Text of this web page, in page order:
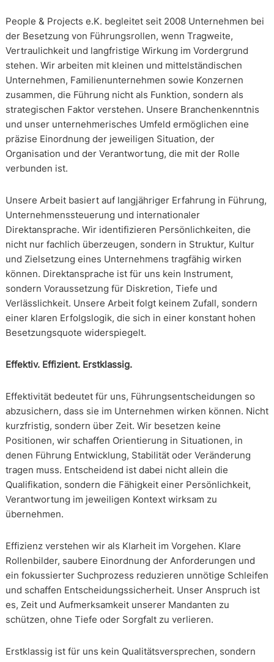
People & Projects e.K. begleitet seit 2008 Unternehmen bei
der Besetzung von Führungsrollen, wenn Tragweite,
Vertraulichkeit und langfristige Wirkung im Vordergrund
stehen. Wir arbeiten mit kleinen und mittelständischen
Unternehmen, Familienunternehmen sowie Konzernen
zusammen, die Führung nicht als Funktion, sondern als
strategischen Faktor verstehen. Unsere Branchenkenntnis
und unser unternehmerisches Umfeld ermöglichen eine
präzise Einordnung der jeweiligen Situation, der
Organisation und der Verantwortung, die mit der Rolle
verbunden ist.
Unsere Arbeit basiert auf langjähriger Erfahrung in Führung,
Unternehmenssteuerung und internationaler
Direktansprache. Wir identifizieren Persönlichkeiten, die
nicht nur fachlich überzeugen, sondern in Struktur, Kultur
und Zielsetzung eines Unternehmens tragfähig wirken
können. Direktansprache ist für uns kein Instrument,
sondern Voraussetzung für Diskretion, Tiefe und
Verlässlichkeit. Unsere Arbeit folgt keinem Zufall, sondern
einer klaren Erfolgslogik, die sich in einer konstant hohen
Besetzungsquote widerspiegelt.
Effektiv. Effizient. Erstklassig.
Effektivität bedeutet für uns, Führungsentscheidungen so
abzusichern, dass sie im Unternehmen wirken können. Nicht
kurzfristig, sondern über Zeit. Wir besetzen keine
Positionen, wir schaffen Orientierung in Situationen, in
denen Führung Entwicklung, Stabilität oder Veränderung
tragen muss. Entscheidend ist dabei nicht allein die
Qualifikation, sondern die Fähigkeit einer Persönlichkeit,
Verantwortung im jeweiligen Kontext wirksam zu
übernehmen.
Effizienz verstehen wir als Klarheit im Vorgehen. Klare
Rollenbilder, saubere Einordnung der Anforderungen und
ein fokussierter Suchprozess reduzieren unnötige Schleifen
und schaffen Entscheidungssicherheit. Unser Anspruch ist
es, Zeit und Aufmerksamkeit unserer Mandanten zu
schützen, ohne Tiefe oder Sorgfalt zu verlieren.
Erstklassig ist für uns kein Qualitätsversprechen, sondern